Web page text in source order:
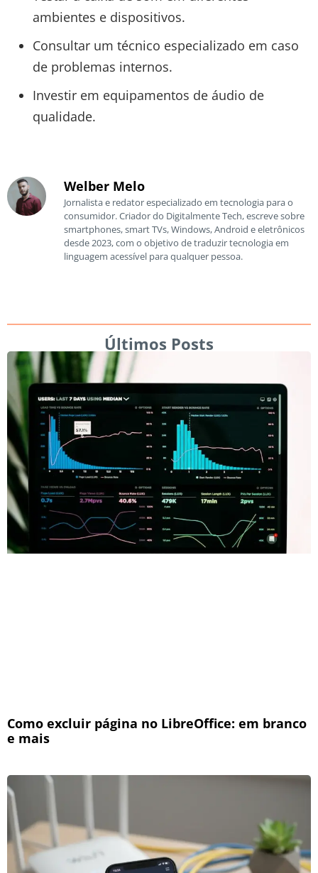
ambientes e dispositivos.
Consultar um técnico especializado em caso
de problemas internos.
Investir em equipamentos de áudio de
qualidade.
Welber Melo
Jornalista e redator especializado em tecnologia para o
consumidor. Criador do Digitalmente Tech, escreve sobre
smartphones, smart TVs, Windows, Android e eletrônicos
desde 2023, com o objetivo de traduzir tecnologia em
linguagem acessível para qualquer pessoa.
Últimos Posts
Como excluir página no LibreOffice: em branco
e mais